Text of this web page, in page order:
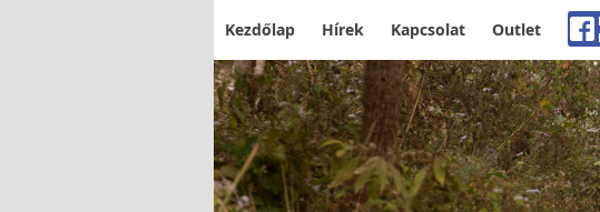
Kezdőlap Hírek Kapcsolat Outlet